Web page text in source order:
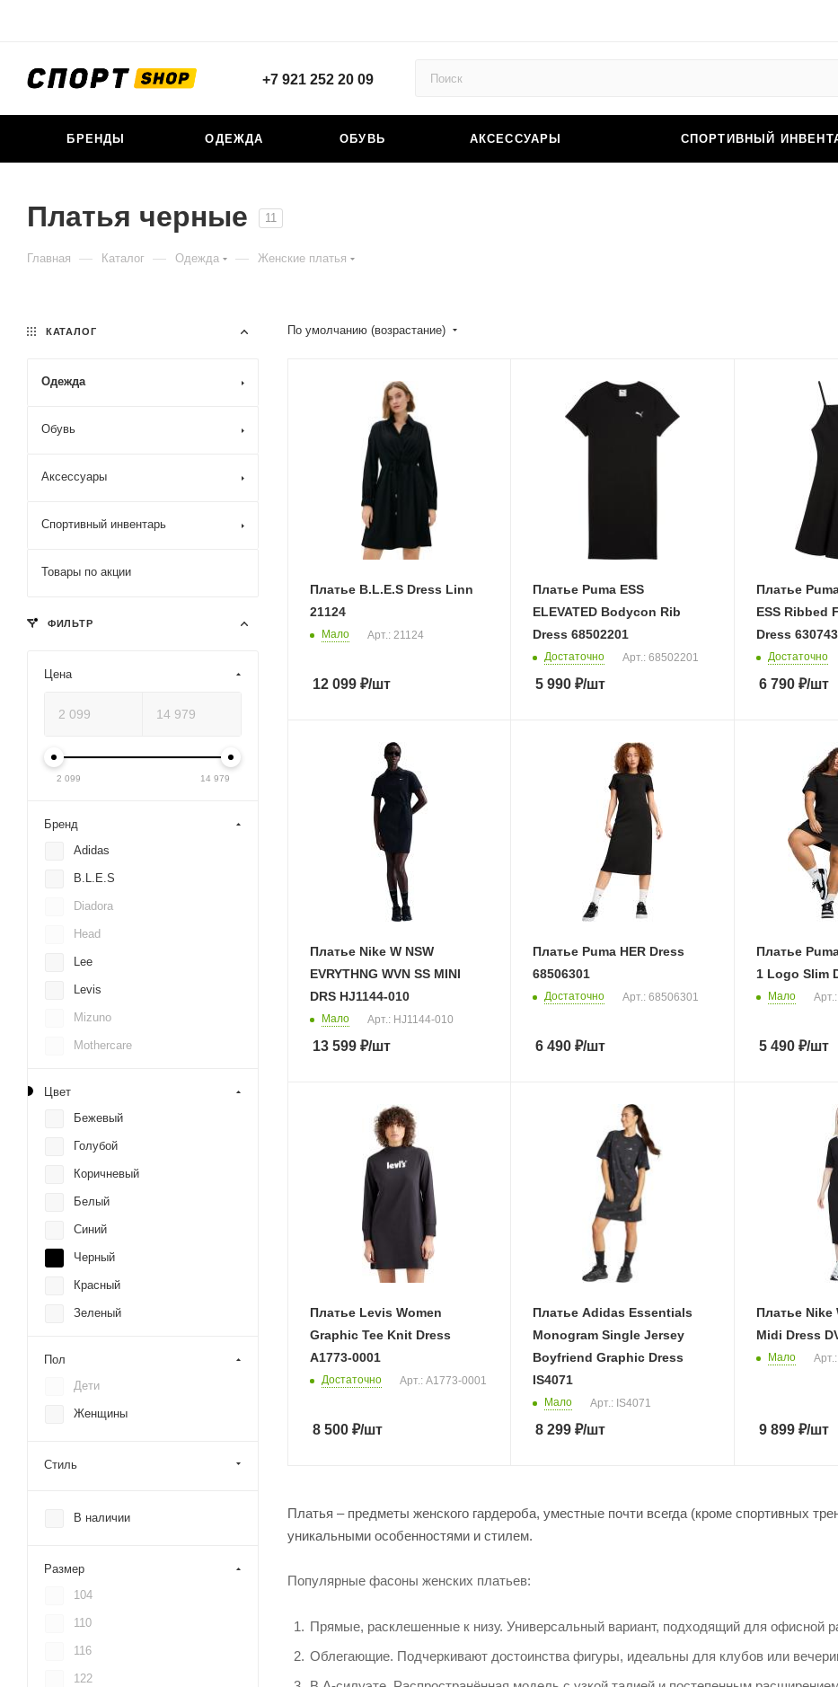
+7 921 252 20 09
БРЕНДЫ ОДЕЖДА ОБУВЬ АКСЕССУАРЫ СПОРТИВНЫЙ
Платья черные 11
Главная — Каталог — Одежда — Женские платья
По умолчанию (возрастание)
Платье B.L.E.S Dress Linn
21124
Мало Арт.: 21124
12 099 ₽/шт
Платье Puma ESS
ELEVATED Bodycon Rib
Dress 68502201
Достаточно Арт.: 68502201
5 990 ₽/шт
Платье
ESS Ribbed
Dress
Достаточно
6 790₽/шт
Платье Nike W NSW
EVRYTHNG WVN SS MINI
DRS HJ1144-010
Мало Арт.: HJ1144-010
13 599 ₽/шт
Платье Puma HER Dress
68506301
Достаточно Арт.: 68506301
6 490 ₽/шт
Платье
1 Logo Slim
Мало
5 490₽/шт
Платье Levis Women
Graphic Tee Knit Dress
A1773-0001
Достаточно Арт.: A1773-0001
8 500 ₽/шт
Платье Adidas Essentials
Monogram Single Jersey
Boyfriend Graphic Dress
IS4071
Мало Арт.: IS4071
8 299 ₽/шт
Платье Nike
Midi Dress
Мало
9 899₽/шт
Платья – предметы женского гардероба, уместные почти всегда (кроме спортивных
уникальными особенностями и стилем.
Популярные фасоны женских платьев:
Прямые, расклешенные к низу. Универсальный вариант, подходящий для офисной
Облегающие. Подчеркивают достоинства фигуры, идеальны для клубов или
КАТАЛОГ
Одежда
Обувь
Аксессуары
Спортивный инвентарь
Товары по акции
ФИЛЬТР
Цена
2 099 14 979
Бренд
Adidas
B.L.E.S
Diadora
Head
Lee
Levis
Mizuno
Mothercare
Wrangler
Цвет
Бежевый
Голубой
Коричневый
Белый
Синий
Черный
Красный
Зеленый
Пол
Дети
Женщины
Стиль
В наличии
Размер
104
110
116
122